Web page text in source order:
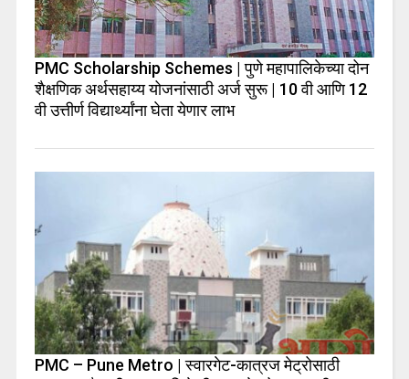
PMC Scholarship Schemes | पुणे महापालिकेच्या दोन
शैक्षणिक अर्थसहाय्य योजनांसाठी अर्ज सुरू | 10 वी आणि 12
वी उत्तीर्ण विद्यार्थ्यांना घेता येणार लाभ
PMC – Pune Metro | स्वारगेट-कात्रज मेट्रोसाठी